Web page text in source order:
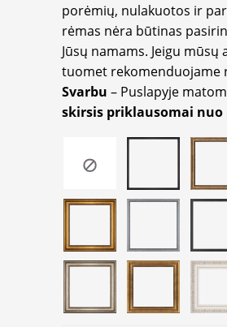
porėmių, nulakuotos ir
rėmas nėra būtinas
Jūsų namams. Jeigu
tuomet rekomenduojame
Svarbu – Puslapyje
skirsis priklausomai